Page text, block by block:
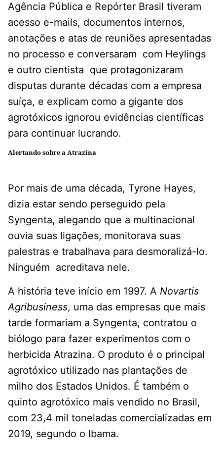
Agência Pública e Repórter Brasil tiveram
acesso e-mails, documentos internos,
anotações e atas de reuniões apresentadas
no processo e conversaram com Heylings
e outro cientista que protagonizaram
disputas durante décadas com a empresa
suíça, e explicam como a gigante dos
agrotóxicos ignorou evidências científicas
para continuar lucrando.
Alertando sobre a Atrazina
Por mais de uma década, Tyrone Hayes,
dizia estar sendo perseguido pela
Syngenta, alegando que a multinacional
ouvia suas ligações, monitorava suas
palestras e trabalhava para desmoralizá-lo.
Ninguém acreditava nele.
A história teve início em 1997. A Novartis
Agribusiness, uma das empresas que mais
tarde formariam a Syngenta, contratou o
biólogo para fazer experimentos com o
herbicida Atrazina. O produto é o principal
agrotóxico utilizado nas plantações de
milho dos Estados Unidos. É também o
quinto agrotóxico mais vendido no Brasil,
com 23,4 mil toneladas comercializadas em
2019, segundo o Ibama.